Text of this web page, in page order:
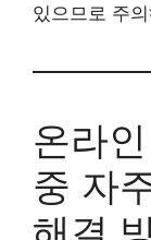
있으므로 주
온라
중 자